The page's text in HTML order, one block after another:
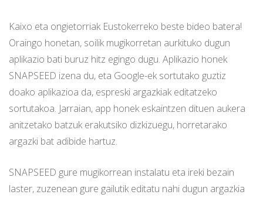
Kaixo eta ongietorriak Eustokerreko beste bideo batera!
Oraingo honetan, soilik mugikorretan aurkituko dugun
aplikazio bati buruz hitz egingo dugu. Aplikazio honek
SNAPSEED izena du, eta Google-ek sortutako guztiz
doako aplikazioa da, espreski argazkiak editatzeko
sortutakoa. Jarraian, app honek eskaintzen dituen aukera
anitzetako batzuk erakutsiko dizkizuegu, horretarako
argazki bat adibide hartuz.
SNAPSEED gure mugikorrean instalatu eta ireki bezain
laster, zuzenean gure gailutik editatu nahi dugun argazkia